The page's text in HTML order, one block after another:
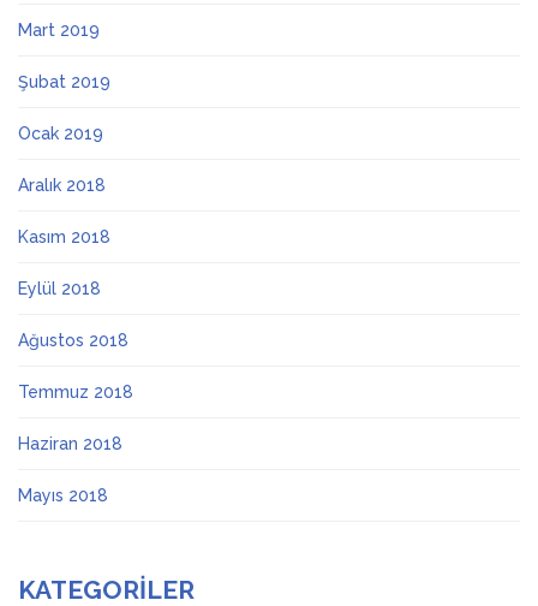
Mart 2019
Şubat 2019
Ocak 2019
Aralık 2018
Kasım 2018
Eylül 2018
Ağustos 2018
Temmuz 2018
Haziran 2018
Mayıs 2018
KATEGORILER